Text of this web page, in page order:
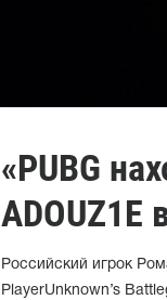
«PUBG
ADOUZ1E
Российский игрок
PlayerUnknown’s